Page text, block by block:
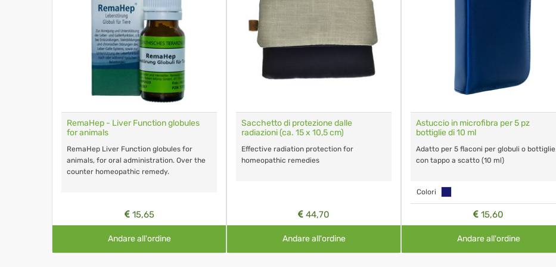
RemaHep - Liver Function globules
for animals
RemaHep Liver Function globules for
animals, for oral administration. Over the
counter homeopathic remedy.
15,65
Andare all'ordine
Sacchetto di protezione dalle
radiazioni (ca. 15 x 10,5 cm)
Effective radiation protection for
homeopathic remedies
44,70
Andare all'ordine
Astuccio in microfibra per 5 pz
bottiglie di 10 ml
Adatto per 5 flaconi per globuli o bottiglie
con tappo a scatto (10 ml)
Colori
15,60
Andare all'ordine